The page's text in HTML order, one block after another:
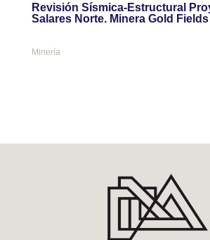
Revisión Sísmica-Estructural
Salares Norte. Minera Gold Fields
Minería